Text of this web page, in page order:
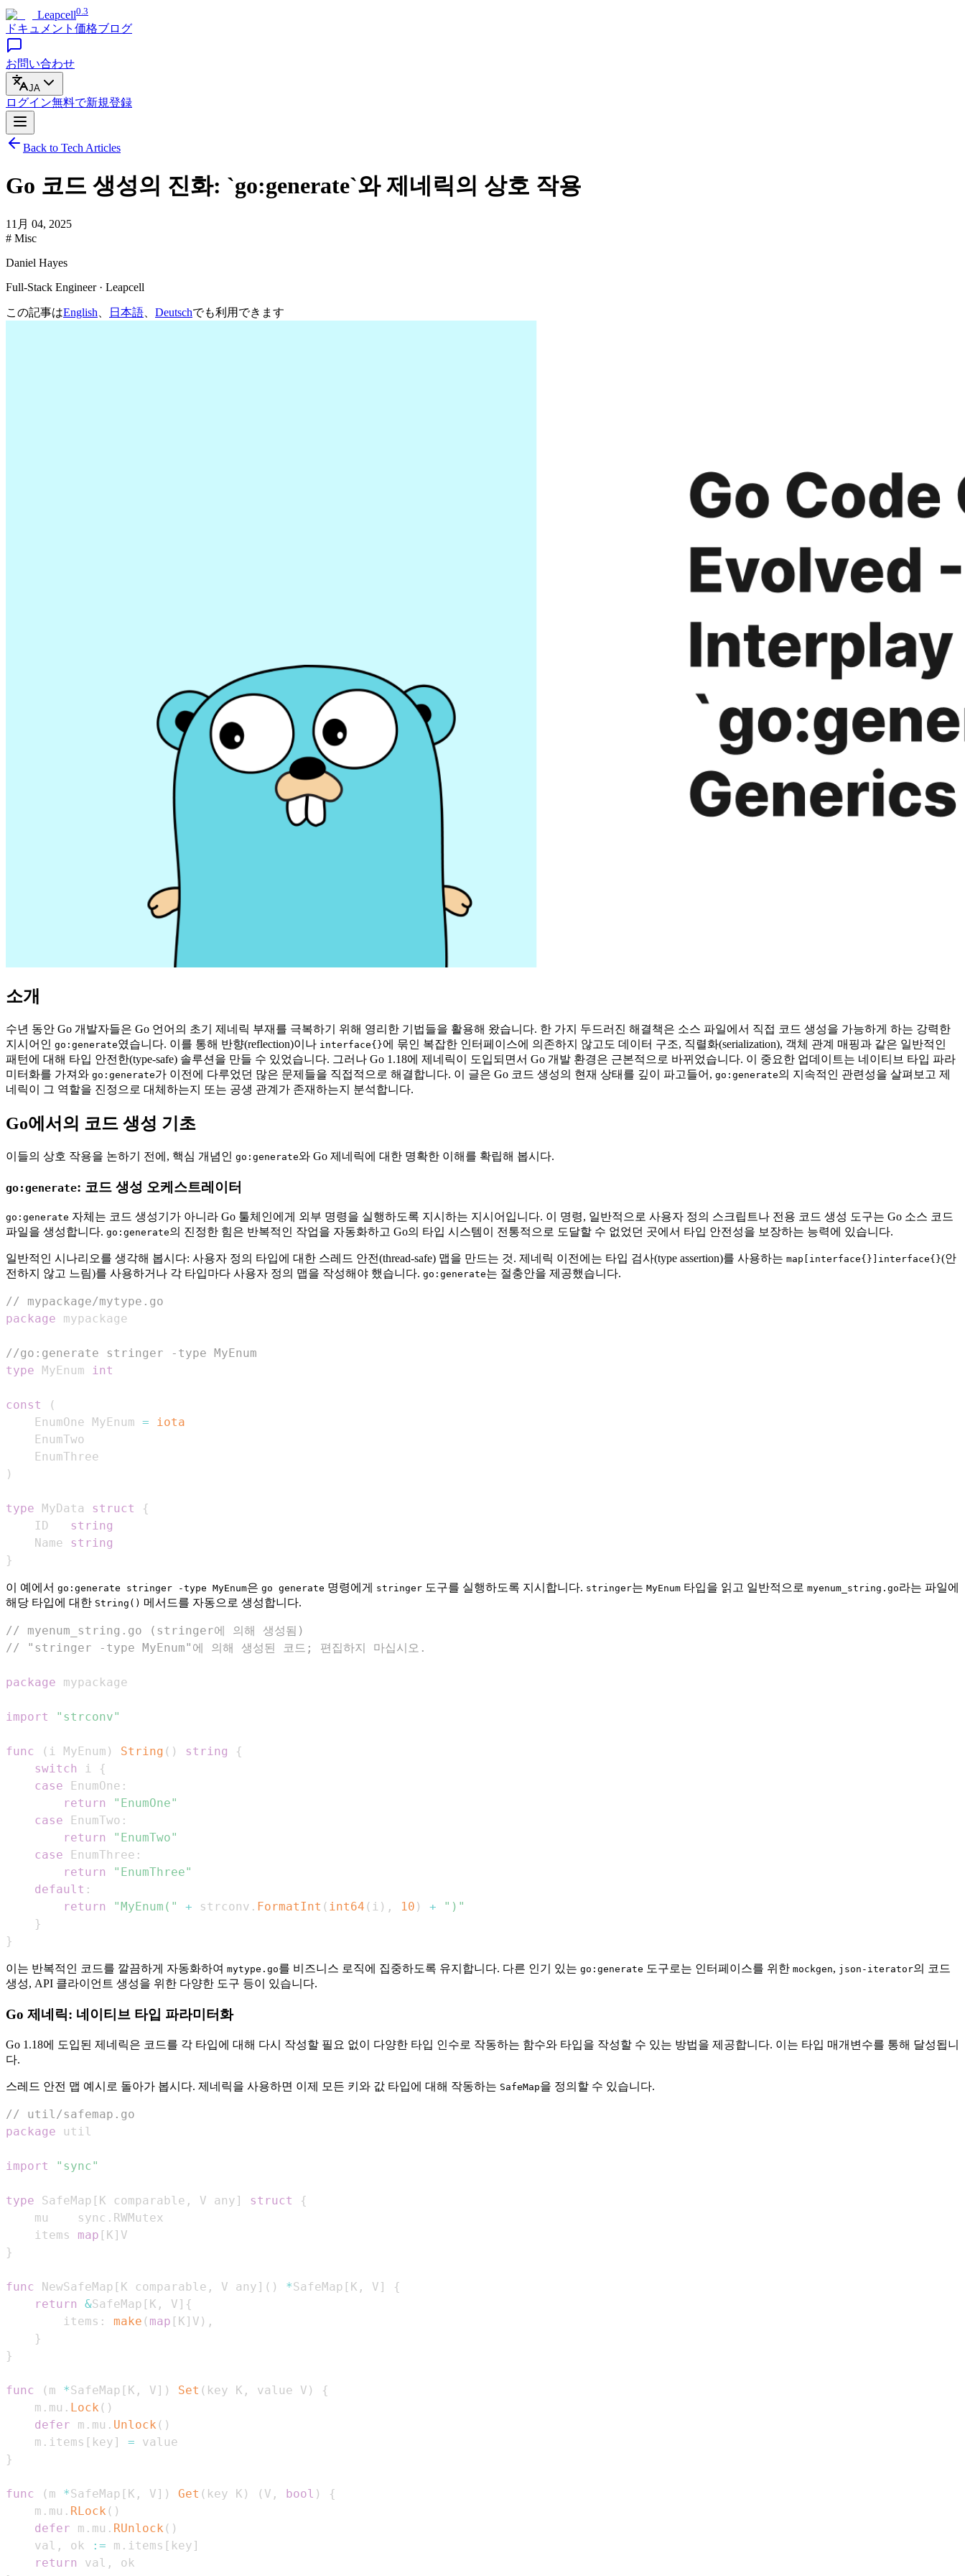
Leapcell0.3
ドキュメント 価格ブログ
お問い合わせ
JA
ログイン無料で新規登録
Back to Tech Articles
Go 코드 생성의 진화: `go:generate`와 제네릭의 상호 작용
11月 04, 2025
# Misc
Daniel Hayes
Full-Stack Engineer · Leapcell
この記事はEnglish 日本語 Deutschでも利用できます
소개
수년 동안 Go 개발자들은 Go 언어의 초기 제네릭 부재를 극복하기 위해 영리한 기법들을 활용해 왔습니다. 한 가지 두드러진 해결책은 소스 파일에서 직접 코드 생성을 가능하게 하는 강력한
지시어인 go:generate였습니다. 이를 통해 반향(reflection)이나 interface{}에 묶인 복잡한 인터페이스에 의존하지 않고도 데이터 구조, 직렬화(serialization), 객체 관계 매핑과 같은 일반적인
패턴에 대해 타입 안전한(type-safe) 솔루션을 만들 수 있었습니다. 그러나 Go 1.18에 제네릭이 도입되면서 Go 개발 환경은 근본적으로 바뀌었습니다. 이 중요한 업데이트는 네이티브 타입 파라
미터화를 가져와 go:generate가 이전에 다루었던 많은 문제들을 직접적으로 해결합니다. 이 글은 Go 코드 생성의 현재 상태를 깊이 파고들어, go:generate의 지속적인 관련성을 살펴보고 제
네릭이 그 역할을 진정으로 대체하는지 또는 공생 관계가 존재하는지 분석합니다.
Go에서의 코드 생성 기초
이들의 상호 작용을 논하기 전에, 핵심 개념인 go:generate와 Go 제네릭에 대한 명확한 이해를 확립해 봅시다.
go:generate: 코드 생성 오케스트레이터
go:generate 자체는 코드 생성기가 아니라 Go 툴체인에게 외부 명령을 실행하도록 지시하는 지시어입니다. 이 명령, 일반적으로 사용자 정의 스크립트나 전용 코드 생성 도구는 Go 소스 코드
파일을 생성합니다. go:generate의 진정한 힘은 반복적인 작업을 자동화하고 Go의 타입 시스템이 전통적으로 도달할 수 없었던 곳에서 타입 안전성을 보장하는 능력에 있습니다.
일반적인 시나리오를 생각해 봅시다: 사용자 정의 타입에 대한 스레드 안전(thread-safe) 맵을 만드는 것. 제네릭 이전에는 타입 검사(type assertion)를 사용하는 map[interface{}]interface{}(안
전하지 않고 느림)를 사용하거나 각 타입마다 사용자 정의 맵을 작성해야 했습니다. go:generate는 절충안을 제공했습니다.
// mypackage/mytype.go
package
//go:generate stringer -type MyEnum
type MyEnum int
const
(
	EnumOne MyEnum
=
iota
)
type MyData struct
{
    ID
string
    Name
string
}
이 예에서 go:generate stringer -type MyEnum은 go generate 명령에게 stringer 도구를 실행하도록 지시합니다. stringer는 MyEnum 타입을 읽고 일반적으로 myenum_string.go라는 파일에
해당 타입에 대한 String() 메서드를 자동으로 생성합니다.
// myenum_string.go (stringer에 의해 생성됨)
// "stringer -type MyEnum"에 의해 생성된 코드; 편집하지 마십시오.
package
import "strconv"
func ( i MyEnum ) String ( ) string
{
switch
i
{
case EnumOne :
return
"EnumOne"
case EnumTwo :
return
"EnumTwo"
case EnumThree :
return
"EnumThree"
default :
return
"MyEnum(" + strconv . FormatInt ( int64 ( i ) , 10 ) +
")"
}
}
이는 반복적인 코드를 깔끔하게 자동화하여 mytype.go를 비즈니스 로직에 집중하도록 유지합니다. 다른 인기 있는 go:generate 도구로는 인터페이스를 위한 mockgen, json-iterator의 코드
생성, API 클라이언트 생성을 위한 다양한 도구 등이 있습니다.
Go 제네릭: 네이티브 타입 파라미터화
Go 1.18에 도입된 제네릭은 코드를 각 타입에 대해 다시 작성할 필요 없이 다양한 타입 인수로 작동하는 함수와 타입을 작성할 수 있는 방법을 제공합니다. 이는 타입 매개변수를 통해 달성됩니
다.
스레드 안전 맵 예시로 돌아가 봅시다. 제네릭을 사용하면 이제 모든 키와 값 타입에 대해 작동하는 SafeMap을 정의할 수 있습니다.
// util/safemap.go
package
import "sync"
type SafeMap [ K comparable , V any ] struct
{
	mu    sync
.
	items
map [ K ]
}
func NewSafeMap [ K comparable , V any ] ( ) *SafeMap [ K , V ]
{
return
&SafeMap [ K , V ] {
		items
: make ( map [ K ] V ) ,
}
}
func ( m *SafeMap [ K , V ] ) Set ( key K , value V )
{
	m
. mu . Lock ( )
defer m . mu . Unlock ( )
	m
. items [ key ] =
}
func ( m *SafeMap [ K , V ] ) Get ( key K ) ( V , bool )
{
	m
. mu . RLock ( )
defer m . mu . RUnlock ( )
	val
, ok := m . items [ key ]
return
val ,